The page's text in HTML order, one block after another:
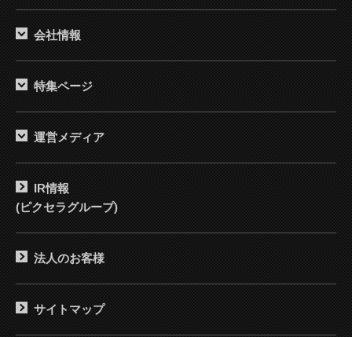
会社情報
特集ページ
運営メディア
IR情報
(ピクセラグループ)
法人のお客様
サイトマップ